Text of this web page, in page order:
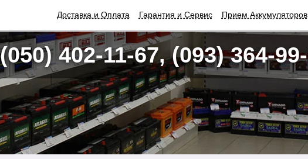
402-11-67, (093) 364-
Доставка и Оплата Гарантия и Сервис Прием Аккумуляторов